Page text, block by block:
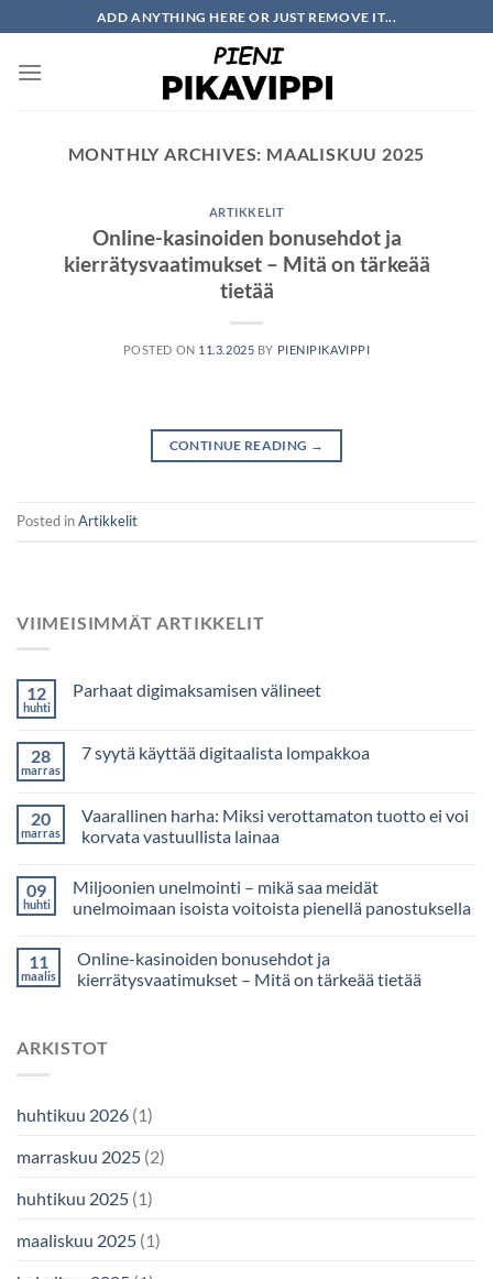
to
content
ADD ANYTHING HERE OR JUST REMOVE IT...
MONTHLY ARCHIVES: MAALISKUU 2025
ARTIKKELIT
Online-kasinoiden bonusehdot ja
kierrätysvaatimukset – Mitä on tärkeää
tietää
POSTED ON 11.3.2025 BY PIENIPIKAVIPPI
CONTINUE READING →
Posted inArtikkelit
VIIMEISIMMÄT ARTIKKELIT
12
huhti
Parhaat digimaksamisen välineet
28
marras
7 syytä käyttää digitaalista lompakkoa
20
marras
Vaarallinen harha: Miksi verottamaton tuotto ei voi
korvata vastuullista lainaa
09
huhti
Miljoonien unelmointi – mikä saa meidät
unelmoimaan isoista voitoista pienellä panostuksella
11
maalis
Online-kasinoiden bonusehdot ja
kierrätysvaatimukset – Mitä on tärkeää tietää
ARKISTOT
huhtikuu 2026 (1)
marraskuu 2025 (2)
huhtikuu 2025 (1)
maaliskuu 2025 (1)